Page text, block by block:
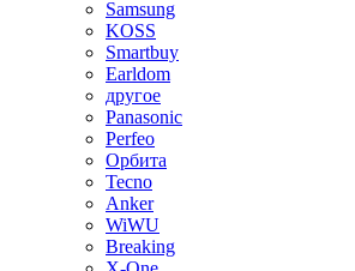
Samsung
KOSS
Smartbuy
Earldom
другое
Panasonic
Perfeo
Орбита
Tecno
Anker
WiWU
Breaking